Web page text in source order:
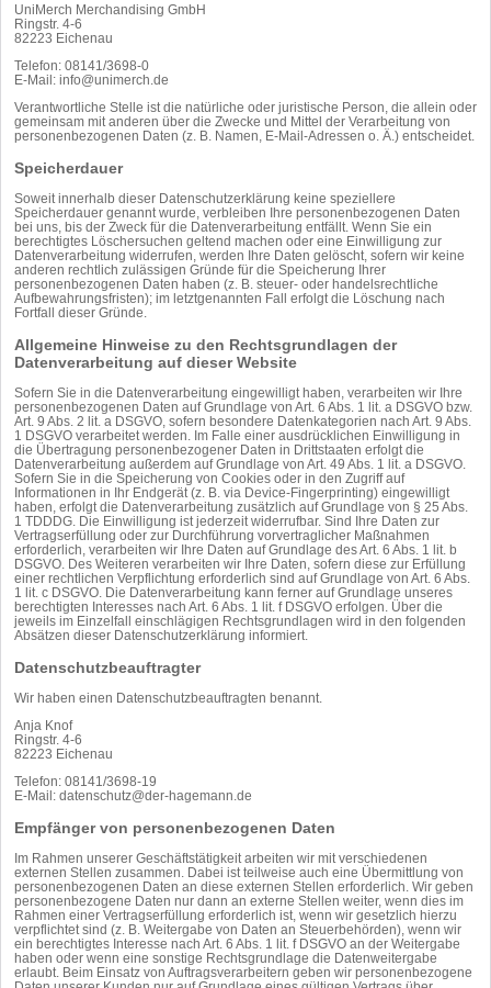
UniMerch Merchandising GmbH
Ringstr. 4-6
82223 Eichenau
Telefon: 08141/3698-0
E-Mail: info@unimerch.de
Verantwortliche Stelle ist die natürliche oder juristische Person, die allein oder
gemeinsam mit anderen über die Zwecke und Mittel der Verarbeitung von
personenbezogenen Daten (z. B. Namen, E-Mail-Adressen o. Ä.) entscheidet.
Speicherdauer
Soweit innerhalb dieser Datenschutzerklärung keine speziellere
Speicherdauer genannt wurde, verbleiben Ihre personenbezogenen Daten
bei uns, bis der Zweck für die Datenverarbeitung entfällt. Wenn Sie ein
berechtigtes Löschersuchen geltend machen oder eine Einwilligung zur
Datenverarbeitung widerrufen, werden Ihre Daten gelöscht, sofern wir keine
anderen rechtlich zulässigen Gründe für die Speicherung Ihrer
personenbezogenen Daten haben (z. B. steuer- oder handelsrechtliche
Aufbewahrungsfristen); im letztgenannten Fall erfolgt die Löschung nach
Fortfall dieser Gründe.
Allgemeine Hinweise zu den Rechtsgrundlagen der
Datenverarbeitung auf dieser Website
Sofern Sie in die Datenverarbeitung eingewilligt haben, verarbeiten wir Ihre
personenbezogenen Daten auf Grundlage von Art. 6 Abs. 1 lit. a DSGVO bzw.
Art. 9 Abs. 2 lit. a DSGVO, sofern besondere Datenkategorien nach Art. 9 Abs.
1 DSGVO verarbeitet werden. Im Falle einer ausdrücklichen Einwilligung in
die Übertragung personenbezogener Daten in Drittstaaten erfolgt die
Datenverarbeitung außerdem auf Grundlage von Art. 49 Abs. 1 lit. a DSGVO.
Sofern Sie in die Speicherung von Cookies oder in den Zugriff auf
Informationen in Ihr Endgerät (z. B. via Device-Fingerprinting) eingewilligt
haben, erfolgt die Datenverarbeitung zusätzlich auf Grundlage von § 25 Abs.
1 TDDDG. Die Einwilligung ist jederzeit widerrufbar. Sind Ihre Daten zur
Vertragserfüllung oder zur Durchführung vorvertraglicher Maßnahmen
erforderlich, verarbeiten wir Ihre Daten auf Grundlage des Art. 6 Abs. 1 lit. b
DSGVO. Des Weiteren verarbeiten wir Ihre Daten, sofern diese zur Erfüllung
einer rechtlichen Verpflichtung erforderlich sind auf Grundlage von Art. 6 Abs.
1 lit. c DSGVO. Die Datenverarbeitung kann ferner auf Grundlage unseres
berechtigten Interesses nach Art. 6 Abs. 1 lit. f DSGVO erfolgen. Über die
jeweils im Einzelfall einschlägigen Rechtsgrundlagen wird in den folgenden
Absätzen dieser Datenschutzerklärung informiert.
Datenschutz­beauftragter
Wir haben einen Datenschutzbeauftragten benannt.
Anja Knof
Ringstr. 4-6
82223 Eichenau
Telefon: 08141/3698-19
E-Mail: datenschutz@der-hagemann.de
Empfänger von personenbezogenen Daten
Im Rahmen unserer Geschäftstätigkeit arbeiten wir mit verschiedenen
externen Stellen zusammen. Dabei ist teilweise auch eine Übermittlung von
personenbezogenen Daten an diese externen Stellen erforderlich. Wir geben
personenbezogene Daten nur dann an externe Stellen weiter, wenn dies im
Rahmen einer Vertragserfüllung erforderlich ist, wenn wir gesetzlich hierzu
verpflichtet sind (z. B. Weitergabe von Daten an Steuerbehörden), wenn wir
ein berechtigtes Interesse nach Art. 6 Abs. 1 lit. f DSGVO an der Weitergabe
haben oder wenn eine sonstige Rechtsgrundlage die Datenweitergabe
erlaubt. Beim Einsatz von Auftragsverarbeitern geben wir personenbezogene